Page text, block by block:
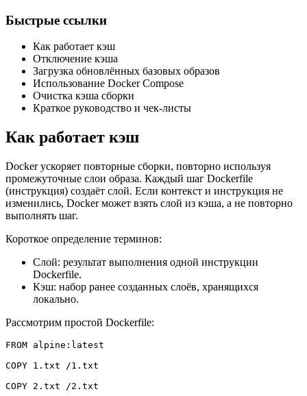
Быстрые ссылки
Как работает кэш
Отключение кэша
Загрузка обновлённых базовых образов
Использование Docker Compose
Очистка кэша сборки
Краткое руководство и чек-листы
Как работает кэш
Docker ускоряет повторные сборки, повторно используя
промежуточные слои образа. Каждый шаг Dockerfile
(инструкция) создаёт слой. Если контекст и инструкция не
изменились, Docker может взять слой из кэша, а не повторно
выполнять шаг.
Короткое определение терминов:
Слой: результат выполнения одной инструкции
Dockerfile.
Кэш: набор ранее созданных слоёв, хранящихся
локально.
Рассмотрим простой Dockerfile:
FROM alpine:latest
COPY 1.txt /1.txt
COPY 2.txt /2.txt